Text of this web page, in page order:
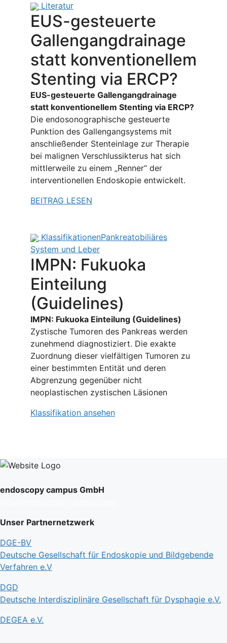
Literatur
EUS-gesteuerte
Gallengangdrainage
statt konventionellem
Stenting via ERCP?
EUS-gesteuerte Gallengangdrainage
statt konventionellem Stenting via ERCP?
Die endosonographische gesteuerte
Punktion des Gallengangsystems mit
anschließender Stenteinlage zur Therapie
bei malignen Verschlussikterus hat sich
mittlerweile zu einem „Renner“ der
interventionellen Endoskopie entwickelt.
BEITRAG LESEN
KlassifikationenPankreatobiliäres
System und Leber
IMPN: Fukuoka
Einteilung
(Guidelines)
IMPN: Fukuoka Einteilung (Guidelines)
Zystische Tumoren des Pankreas werden
zunehmend diagnostiziert. Die exakte
Zuordnung dieser vielfältigen Tumoren zu
einer bestimmten Entität und deren
Abgrenzung gegenüber nicht
neoplastischen zystischen Läsionen
Klassifikation ansehen
endoscopy campus GmbH
Unser Partnernetzwerk
DGE-BV
Deutsche Gesellschaft für Endoskopie und Bildgebende
Verfahren e.V
DGD
Deutsche Interdisziplinäre Gesellschaft für Dysphagie e.V.
DEGEA e.V.